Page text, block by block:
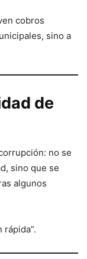
cobros
sino a
de
no se
sino que se
algunos